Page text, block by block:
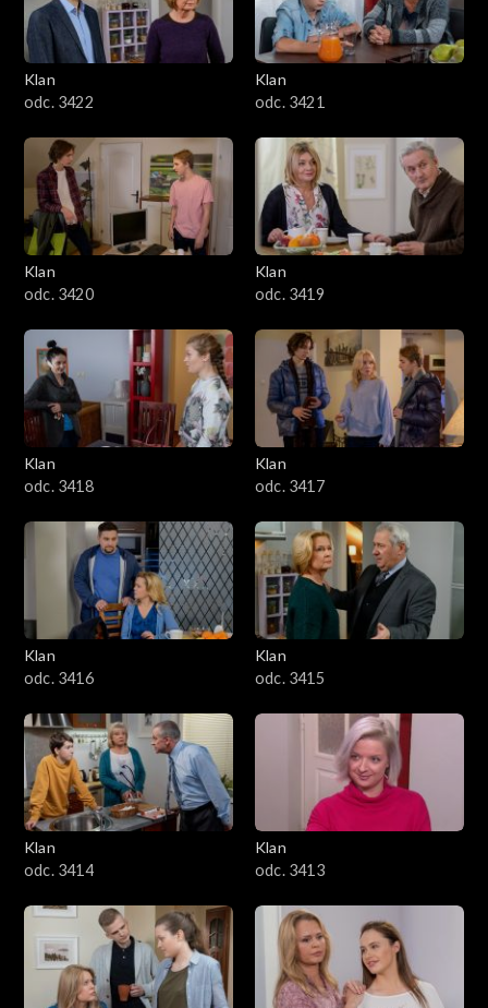
Klan
odc. 3422
Klan
odc. 3421
Klan
odc. 3420
Klan
odc. 3419
Klan
odc. 3418
Klan
odc. 3417
Klan
odc. 3416
Klan
odc. 3415
Klan
odc. 3414
Klan
odc. 3413